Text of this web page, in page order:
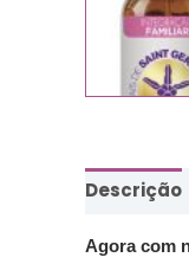
Descrição
Agora com